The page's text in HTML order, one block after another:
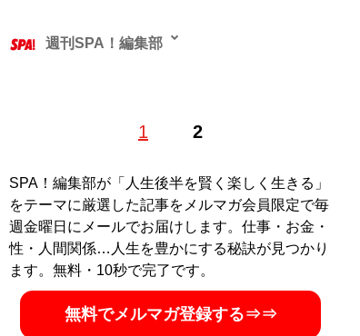
1 2
週刊SPA！編集部
SPA！編集部が「人生後半を賢く楽しく生きる」
をテーマに厳選した記事をメルマガ会員限定で毎
週金曜日にメールでお届けします。仕事・お金・
性・人間関係…人生を豊かにする秘訣が見つかり
ます。無料・10秒で完了です。
無料でメルマガ登録する⇒⇒